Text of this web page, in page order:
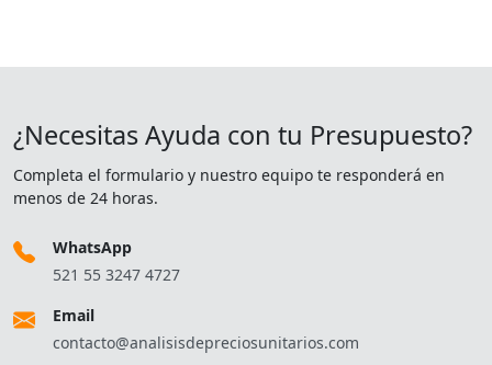
¿Necesitas Ayuda con tu Presupuesto?
Completa el formulario y nuestro equipo te responderá en
menos de 24 horas.
WhatsApp
521 55 3247 4727
Email
contacto@analisisdepreciosunitarios.com